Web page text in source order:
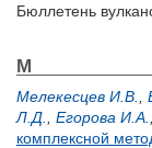
Бюллетень
М
Мелекесцев И.В.
Л.Д.
Егорова И.А.
комплексной